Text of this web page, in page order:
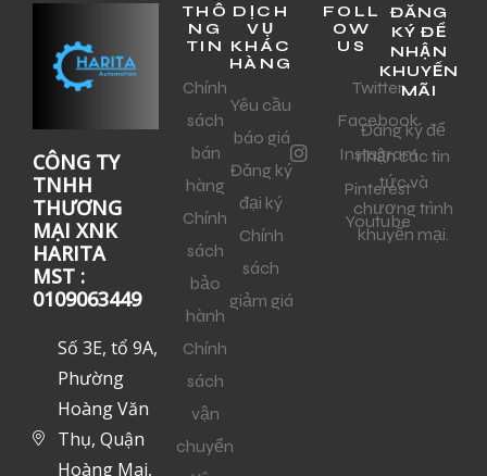
CÔNG TY
TNHH
THƯƠNG
MẠI XNK
HARITA
MST :
0109063449
Số 3E, tổ 9A,
Phường
Hoàng Văn
Thụ, Quận
Hoàng Mai,
THÔ
NG
TIN
Chính
sách
bán
hàng
Chính
sách
bảo
hành
Chính
sách
vận
chuyển
DỊCH
VỤ
KHÁC
HÀNG
Yêu cầu
báo giá
Đăng ký
đại ký
Chính
sách
giảm giá
FOLL
OW
US
Twitter
Facebook
Instagram
Pinterest
Youtube
ĐĂNG
KÝ ĐỂ
NHẬN
KHUYẾN
MÃI
Đăng ký để
nhận các tin
tức và
chương trình
khuyến mại.